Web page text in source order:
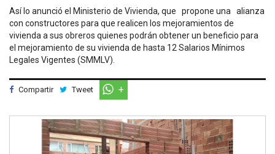
Así lo anunció el Ministerio de Vivienda, que propone una alianza
con constructores para que realicen los mejoramientos de
vivienda a sus obreros quienes podrán obtener un beneficio para
el mejoramiento de su vivienda de hasta 12 Salarios Mínimos
Legales Vigentes (SMMLV).
Compartir Tweet